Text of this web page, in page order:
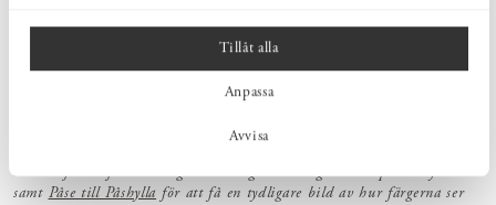
Tillåt alla
Anpassa
Avvisa
hylla som rymmer mycket men som samtidigt är lättplacerad
eftersom den tar så lite plats. Hitta en temperakulör som passar
med övrig inredning och kombinera med linne- eller skinnpåsar för
ett personligt uttryck. Snickerihantverk i en avskalad design som
kan skilja lite från verkligheten. Se gärna övriga bilder på Påshylla
samt Påse till Påshylla för att få en tydligare bild av hur färgerna ser